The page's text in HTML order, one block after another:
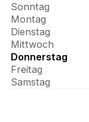
Sonntag
Montag
Dienstag
Mittwoch
Donnerstag
Freitag
Samstag